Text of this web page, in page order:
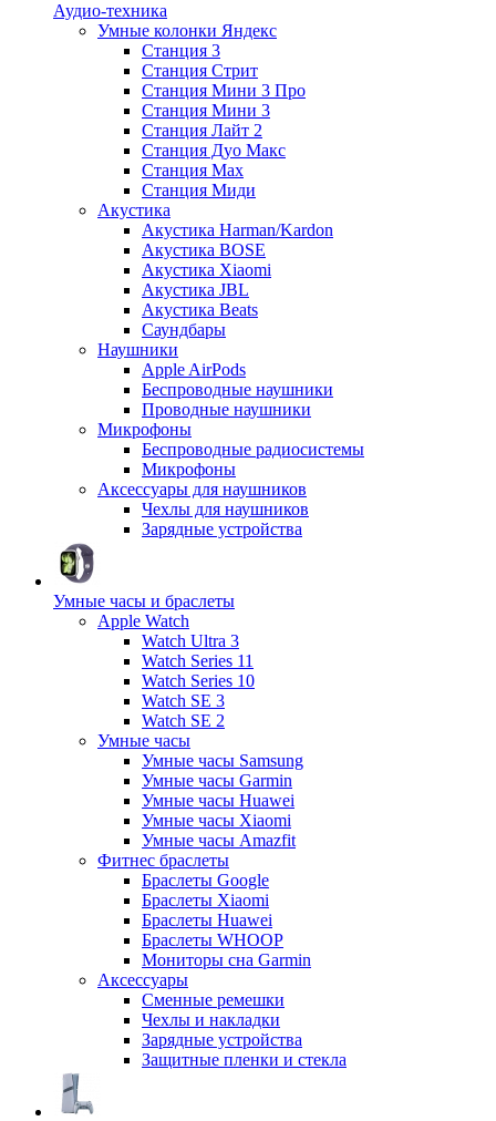
Аудио-техника
Умные колонки Яндекс
Станция 3
Станция Стрит
Станция Мини 3 Про
Станция Мини 3
Станция Лайт 2
Станция Дуо Макс
Станция Max
Станция Миди
Акустика
Акустика Harman/Kardon
Акустика BOSE
Акустика Xiaomi
Акустика JBL
Акустика Beats
Саундбары
Наушники
Apple AirPods
Беспроводные наушники
Проводные наушники
Микрофоны
Беспроводные радиосистемы
Микрофоны
Аксессуары для наушников
Чехлы для наушников
Зарядные устройства
Умные часы и браслеты
Apple Watch
Watch Ultra 3
Watch Series 11
Watch Series 10
Watch SE 3
Watch SE 2
Умные часы
Умные часы Samsung
Умные часы Garmin
Умные часы Huawei
Умные часы Xiaomi
Умные часы Amazfit
Фитнес браслеты
Браслеты Google
Браслеты Xiaomi
Браслеты Huawei
Браслеты WHOOP
Мониторы сна Garmin
Аксессуары
Сменные ремешки
Чехлы и накладки
Зарядные устройства
Защитные пленки и стекла